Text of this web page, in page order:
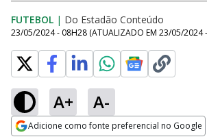
FUTEBOL | Do Estadão Conteúdo
23/05/2024 - 08H28 (ATUALIZADO EM 23/05/2024
A+ A-
Adicione como fonte preferencial no Google